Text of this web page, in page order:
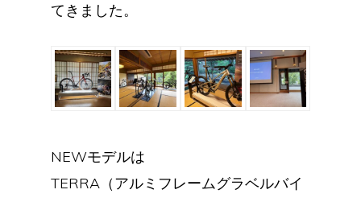
てきました。
NEWモデルは
TERRA（アルミフレームグラベルバイ